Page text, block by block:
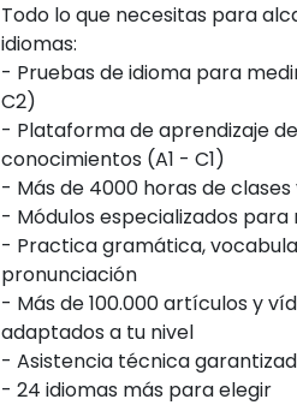
Todo lo que necesitas para
idiomas:
- Pruebas de idioma para
C2)
- Plataforma de aprendizaje
conocimientos (A1 - C1)
- Más de 4000 horas de
- Módulos especializados
- Practica gramática,
pronunciación
- Más de 100.000 artículos y
adaptados a tu nivel
- Asistencia técnica
- 24 idiomas más para elegir